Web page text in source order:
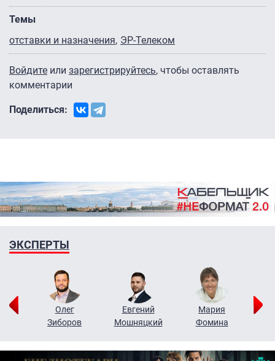
Темы
отставки и назначения ЭР-Телеком
Войдите или зарегистрируйтесь, чтобы оставлять
комментарии
Поделиться:
ЭКСПЕРТЫ
Олег
Зиборов
Евгений
Мошняцкий
Мария
Фомина